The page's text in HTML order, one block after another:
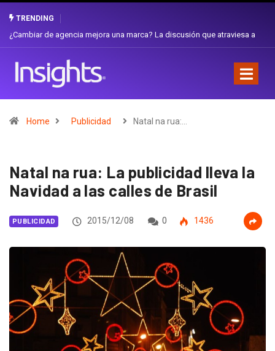
TRENDING
Gabriela Herrera y el arte de cambiarse el sombrero en Corporación
Home Publicidad Natal na rua:…
Natal na rua: La publicidad lleva la
Navidad a las calles de Brasil
PUBLICIDAD 2015/12/08 0 1436